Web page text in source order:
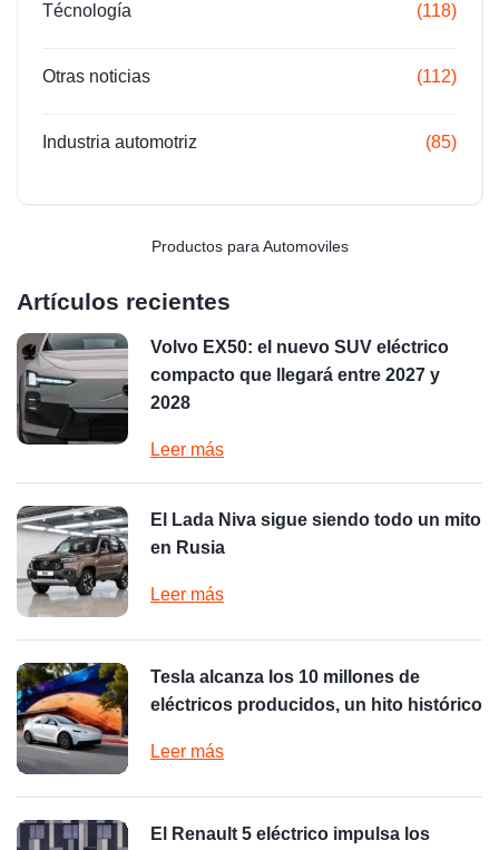
Técnología (118)
Otras noticias (112)
Industria automotriz (85)
Productos para Automoviles
Artículos recientes
Volvo EX50: el nuevo SUV eléctrico
compacto que llegará entre 2027 y
2028
Leer más
El Lada Niva sigue siendo todo un mito
en Rusia
Leer más
Tesla alcanza los 10 millones de
eléctricos producidos, un hito histórico
Leer más
El Renault 5 eléctrico impulsa los